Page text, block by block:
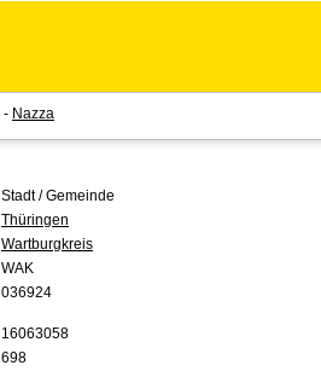
- Nazza
Stadt / Gemeinde
Thüringen
Wartburgkreis
WAK
036924
16063058
698